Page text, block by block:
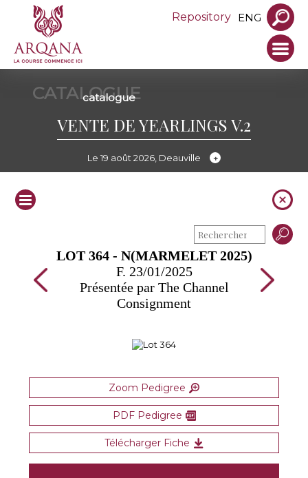
Repository ENG
CATALOGUE
catalogue
VENTE DE YEARLINGS V.2
Le 19 août 2026, Deauville
LOT 364 - N(MARMELET 2025)
F. 23/01/2025
Présentée par The Channel
Consignment
Zoom Pedigree
PDF Pedigree
Télécharger Fiche